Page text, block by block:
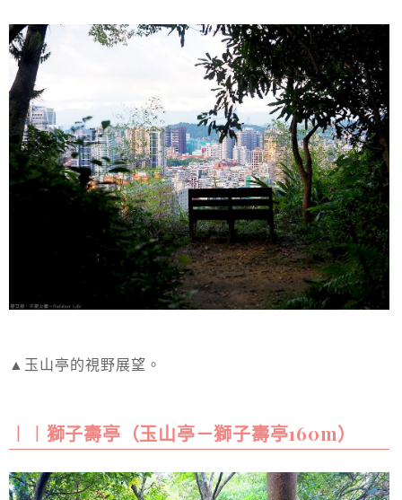
▲玉山亭的視野展望。
︱︱獅子壽亭（玉山亭－獅子壽亭160m）